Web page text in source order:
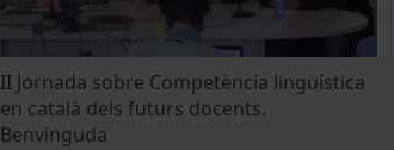
II Jornada sobre Competència lingüística
en català dels futurs docents.
Benvinguda